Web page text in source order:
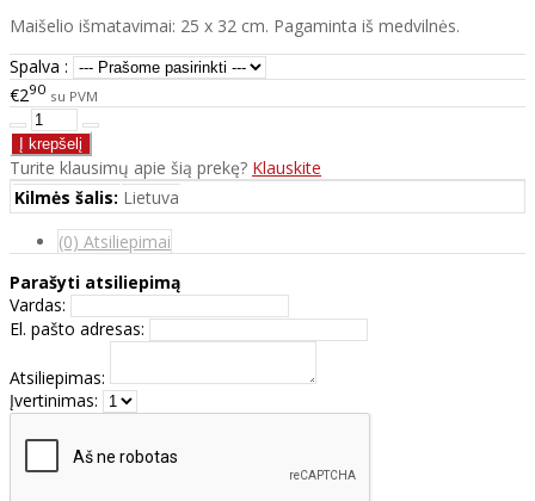
Maišelio išmatavimai: 25 x 32 cm. Pagaminta iš medvilnės.
Spalva :
€290 su PVM
Turite klausimų apie šią prekę? Klauskite
Kilmės šalis: Lietuva
(0) Atsiliepimai
Parašyti atsiliepimą
Vardas:
El. pašto adresas:
Atsiliepimas:
Įvertinimas: